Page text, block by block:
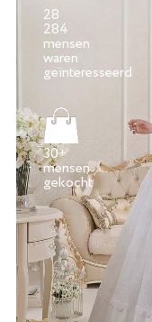
28
284
mensen
waren
30+
mensen
gekocht